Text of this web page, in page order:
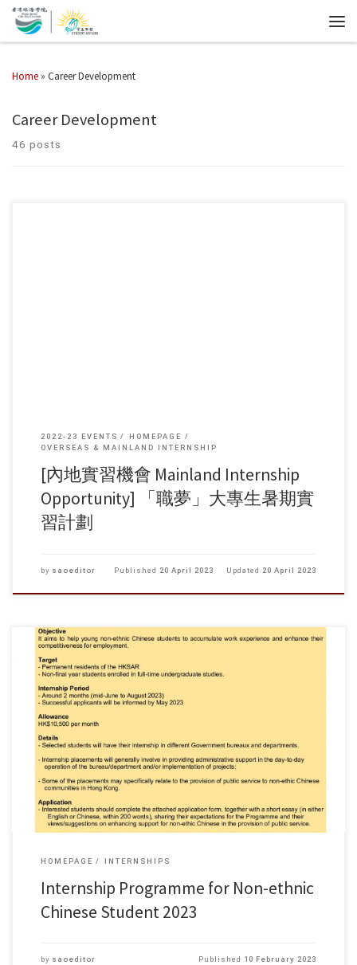
Home » Career Development
Career Development
46 posts
2022-23 EVENTS
HOMEPAGE
OVERSEAS & MAINLAND INTERNSHIP
[內地實習機會 Mainland Internship
Opportunity] 「職夢」大專生暑期實
習計劃
by saoeditor Published 20 April 2023 Updated 20 April 2023
“Internship Programme for Non-ethnic Chinese Students 2023” is
launched. Application deadline is 24 February 2023, 5:00 pm. For details,
please refer to the poster below.
HOMEPAGE INTERNSHIPS
Internship Programme for Non-ethnic
Chinese Student 2023
by saoeditor Published 10 February 2023